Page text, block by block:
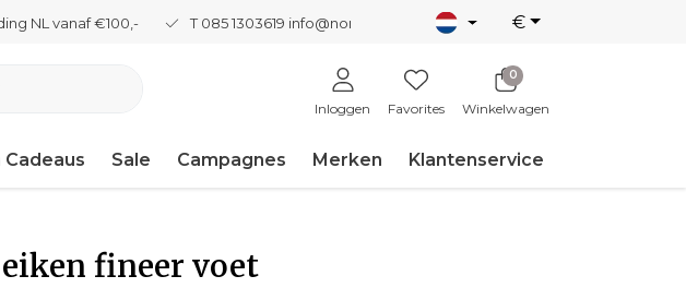
NL vanaf €100,- T 085 1303619 info@nordicnew.nl €
Inloggen Favorites
0
Winkelwagen
Cadeaus Sale Campagnes Merken Klantenservice
fineer voet